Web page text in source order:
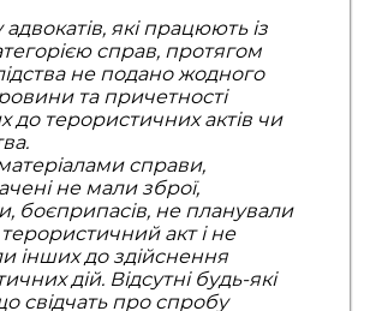
які працюють із
справ, протягом
не подано жодного
та причетності
до терористичних актів чи
справи,
не мали зброї,
боєприпасів, не планували
акт і не
інших до здійснення
дій. Відсутні будь-які
свідчать про спробу